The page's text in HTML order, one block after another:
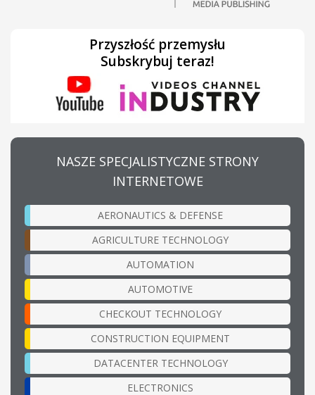
Przyszłość przemysłu
Subskrybuj teraz!
NASZE SPECJALISTYCZNE STRONY
INTERNETOWE
AERONAUTICS & DEFENSE
AGRICULTURE TECHNOLOGY
AUTOMATION
AUTOMOTIVE
CHECKOUT TECHNOLOGY
CONSTRUCTION EQUIPMENT
DATACENTER TECHNOLOGY
ELECTRONICS